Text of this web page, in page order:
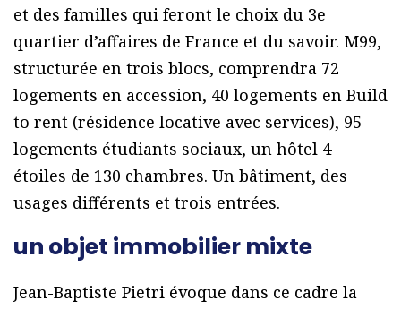
et des familles qui feront le choix du 3e
quartier d’affaires de France et du savoir. M99,
structurée en trois blocs, comprendra 72
logements en accession, 40 logements en Build
to rent (résidence locative avec services), 95
logements étudiants sociaux, un hôtel 4
étoiles de 130 chambres. Un bâtiment, des
usages différents et trois entrées.
un objet immobilier mixte
Jean-Baptiste Pietri évoque dans ce cadre la